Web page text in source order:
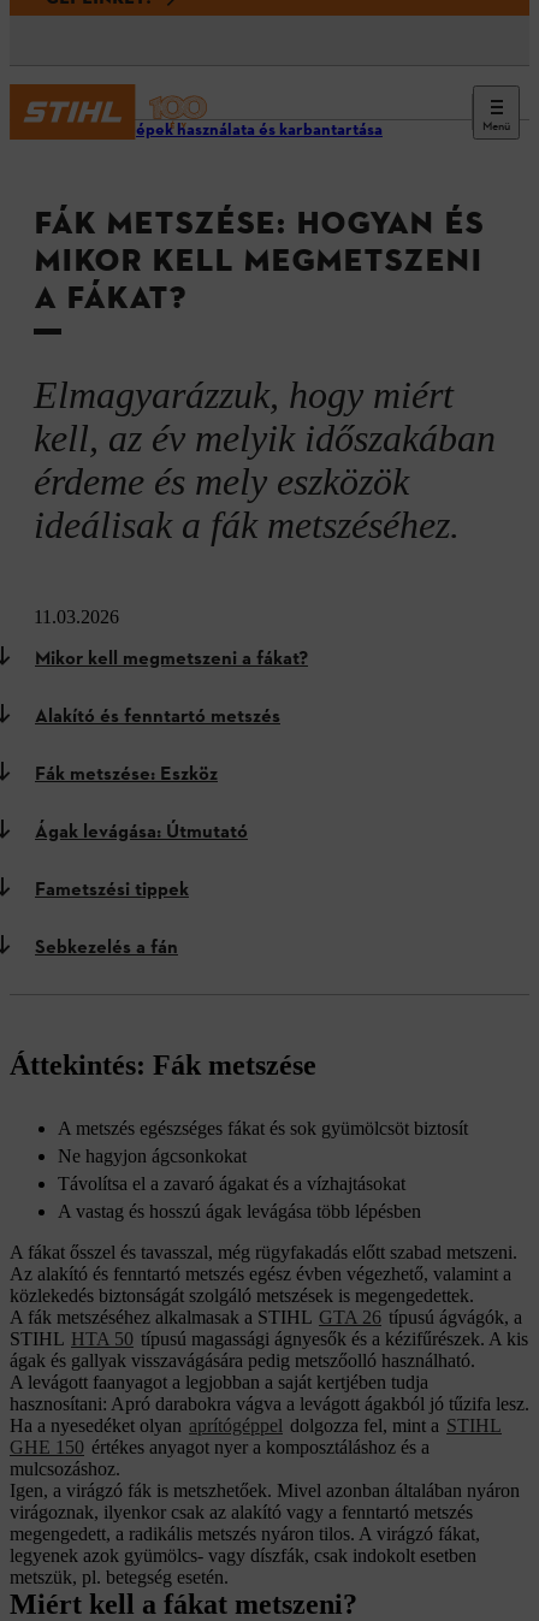
Menü
STIHL gépek használata és karbantartása
FÁK METSZÉSE: HOGYAN ÉS
MIKOR KELL MEGMETSZENI
A FÁKAT?
Elmagyarázzuk, hogy miért
kell, az év melyik időszakában
érdeme és mely eszközök
ideálisak a fák metszéséhez.
11.03.2026
Mikor kell megmetszeni a fákat?
Alakító és fenntartó metszés
Fák metszése: Eszköz
Ágak levágása: Útmutató
Fametszési tippek
Sebkezelés a fán
Áttekintés: Fák metszése
A metszés egészséges fákat és sok gyümölcsöt biztosít
Ne hagyjon ágcsonkokat
Távolítsa el a zavaró ágakat és a vízhajtásokat
A vastag és hosszú ágak levágása több lépésben
A fákat ősszel és tavasszal, még rügyfakadás előtt szabad metszeni.
Az alakító és fenntartó metszés egész évben végezhető, valamint a
közlekedés biztonságát szolgáló metszések is megengedettek.
A fák metszéséhez alkalmasak a STIHL GTA 26 típusú ágvágók, a
STIHL HTA 50 típusú magassági ágnyesők és a kézifűrészek. A kis
ágak és gallyak visszavágására pedig metszőolló használható.
A levágott faanyagot a legjobban a saját kertjében tudja
hasznosítani: Apró darabokra vágva a levágott ágakból jó tűzifa lesz.
Ha a nyesedéket olyan aprítógéppel dolgozza fel, mint a STIHL
GHE 150 értékes anyagot nyer a komposztáláshoz és a
mulcsozáshoz.
Igen, a virágzó fák is metszhetőek. Mivel azonban általában nyáron
virágoznak, ilyenkor csak az alakító vagy a fenntartó metszés
megengedett, a radikális metszés nyáron tilos. A virágzó fákat,
legyenek azok gyümölcs- vagy díszfák, csak indokolt esetben
metszük, pl. betegség esetén.
Miért kell a fákat metszeni?